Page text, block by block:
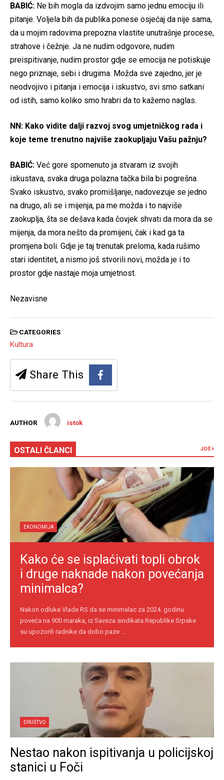
BABIĆ: Ne bih mogla da izdvojim samo jednu emociju ili
pitanje. Voljela bih da publika ponese osjećaj da nije sama,
da u mojim radovima prepozna vlastite unutrašnje procese,
strahove i čežnje. Ja ne nudim odgovore, nudim
preispitivanje, nudim prostor gdje se emocija ne potiskuje
nego priznaje, sebi i drugima. Možda sve zajedno, jer je
neodvojivo i pitanja i emocija i iskustvo, svi smo satkani
od istih, samo koliko smo hrabri da to kažemo naglas.
NN: Kako vidite dalji razvoj svog umjetničkog rada i
koje teme trenutno najviše zaokupljaju Vašu pažnju?
BABIĆ: Već gore spomenuto ja stvaram iz svojih
iskustava, svaka druga polazna tačka bila bi pogrešna.
Svako iskustvo, svako promišljanje, nadovezuje se jedno
na drugo, ali se i mijenja, pa me možda i to najviše
zaokuplja, šta se dešava kada čovjek shvati da mora da se
mijenja, da mora nešto da promijeni, čak i kad ga ta
promjena boli. Gdje je taj trenutak preloma, kada rušimo
stari identitet, a nismo još stvorili novi, možda je i to
prostor gdje nastaje moja umjetnost.
Nezavisne
CATEGORIES
Kultura
Share This
AUTHOR istok
OSTALI ČLANCI JOŠ
EKONOMIJA
Kako će se isplaćivati topli obrok
i druge naknade nakon povećanja
minimalca?
Nakon odluke Vlade RS da se minimalac za 2024. godinu
poveća na 900 maraka, iz Saveza sindikata Republike Srpske
su upozorili radnike da dobo paze ...
DRUŠTVO
Nestao nakon ispitivanja u policijskoj
stanici u Foči